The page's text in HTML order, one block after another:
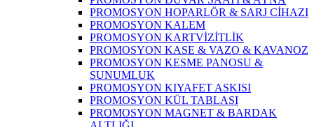
PROMOSYON HOPARLÖR & SARJ CİHAZI
PROMOSYON KALEM
PROMOSYON KARTVİZİTLİK
PROMOSYON KASE & VAZO & KAVANOZ
PROMOSYON KESME PANOSU &
SUNUMLUK
PROMOSYON KIYAFET ASKISI
PROMOSYON KÜL TABLASI
PROMOSYON MAGNET & BARDAK